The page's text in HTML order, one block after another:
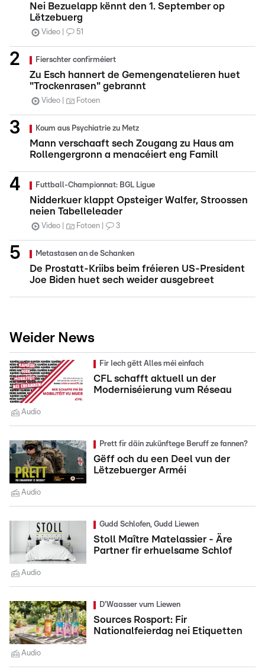
Nei Bezuelapp kënnt den 1. September op
Lëtzebuerg
Video 51
Fierschter confirméiert
Zu Esch hannert de Gemengenatelieren huet
"Trockenrasen" gebrannt
Video Fotoen
Koum aus Psychiatrie zu Metz
Mann verschaaft sech Zougang zu Haus am
Rollengergronn a menacéiert eng Famill
Futtball-Championnat: BGL Ligue
Nidderkuer klappt Opsteiger Walfer, Stroossen
neien Tabelleleader
Video Fotoen 3
Metastasen an de Schanken
De Prostatt-Kriibs beim fréieren US-President
Joe Biden huet sech weider ausgebreet
Weider News
Fir Iech gëtt Alles méi einfach
CFL schafft aktuell un der
Moderniséierung vum Réseau
Audio
Prett fir däin zukünftege Beruff ze fannen?
Gëff och du een Deel vun der
Lëtzebuerger Arméi
Audio
Gudd Schlofen, Gudd Liewen
Stoll Maître Matelassier - Äre
Partner fir erhuelsame Schlof
Audio
D'Waasser vum Liewen
Sources Rosport: Fir
Nationalfeierdag nei Etiquetten
Audio